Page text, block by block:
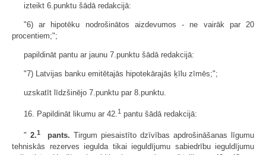
izteikt 6.punktu šādā redakcijā:
"6) ar hipotēku nodrošinātos aizdevumos - ne vairāk par 20
procentiem;";
papildināt pantu ar jaunu 7.punktu šādā redakcijā:
"7) Latvijas banku emitētajās hipotekārajās ķīlu zīmēs;";
uzskatīt līdzšinējo 7.punktu par 8.punktu.
16. Papildināt likumu ar 42. 1 pantu šādā redakcijā:
" 2.1 pants. Tirgum piesaistīto dzīvības apdrošināšanas līgumu
tehniskās rezerves iegulda tikai ieguldījumu sabiedrību ieguldījumu